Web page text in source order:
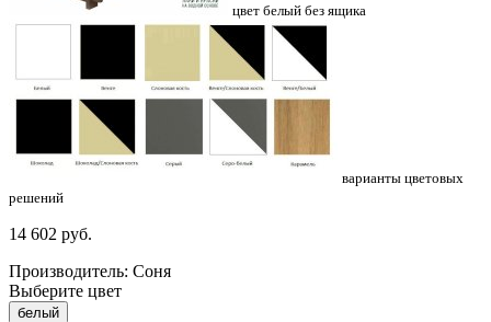
цвет белый без ящика
варианты цветовых
решений
14 602 руб.
Производитель: Соня
Выберите цвет
белый